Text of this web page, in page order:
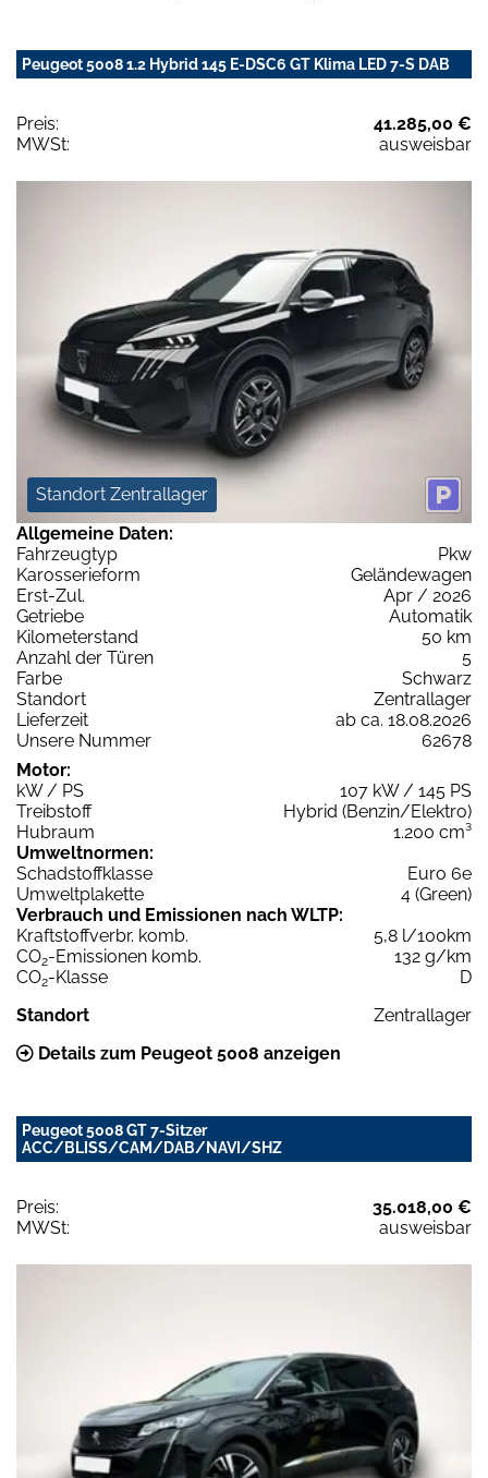
Peugeot 5008 1.2 Hybrid 145 E-DSC6 GT Klima LED 7-S DAB
Preis:
41.285,00 €
MWSt:
ausweisbar
Standort Zentrallager
Allgemeine Daten:
Fahrzeugtyp
Pkw
Karosserieform
Geländewagen
Erst-Zul.
Apr / 2026
Getriebe
Automatik
Kilometerstand
50 km
Anzahl der Türen
5
Farbe
Schwarz
Standort
Zentrallager
Lieferzeit
ab ca. 18.08.2026
Unsere Nummer
62678
Motor:
kW / PS
107 kW / 145 PS
Treibstoff
Hybrid (Benzin/Elektro)
Hubraum
1.200 cm³
Umweltnormen:
Schadstoffklasse
Euro 6e
Umweltplakette
4 (Green)
Verbrauch und Emissionen nach WLTP:
Kraftstoffverbr. komb.
5,8 l/100km
CO2-Emissionen komb.
132 g/km
CO2-Klasse
D
Standort
Zentrallager
Details zum Peugeot 5008 anzeigen
Peugeot 5008 GT 7-Sitzer
ACC/BLISS/CAM/DAB/NAVI/SHZ
Preis:
35.018,00 €
MWSt:
ausweisbar